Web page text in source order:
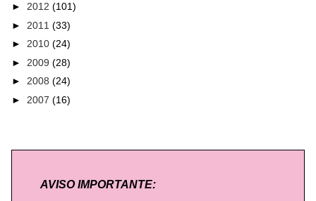
► 2012 (101)
► 2011 (33)
► 2010 (24)
► 2009 (28)
► 2008 (24)
► 2007 (16)
AVISO IMPORTANTE: